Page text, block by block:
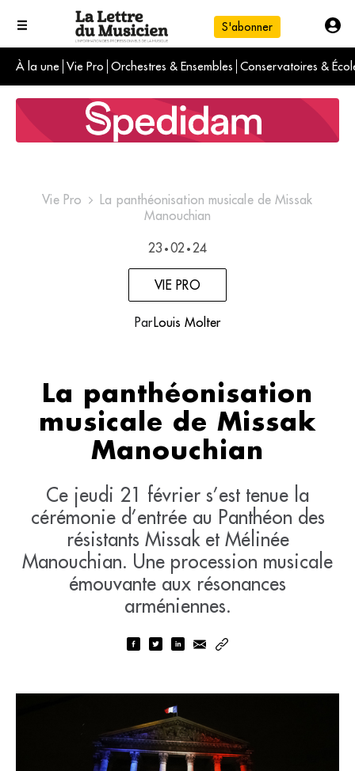
S'abonner
À la une Vie Pro Orchestres & Ensembles Conservatoires &
L'info du jour
Le numéro du mois
International
Vie Pro
La panthéonisation musicale de Missak
Manouchian
23 • 02 • 24
VIE PRO
ParLouis Molter
La panthéonisation
musicale de Missak
Manouchian
Ce jeudi 21 février s’est tenue la
cérémonie d’entrée au Panthéon des
résistants Missak et Mélinée
Manouchian. Une procession musicale
émouvante aux résonances
arméniennes.